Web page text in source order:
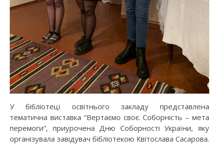
У бібліотеці освітнього закладу представлена
тематична виставка “Вертаємо своє. Соборність – мета
перемоги”, приурочена Дню Соборності України, яку
організувала завідувач бібліотекою Квітослава Сасарова.